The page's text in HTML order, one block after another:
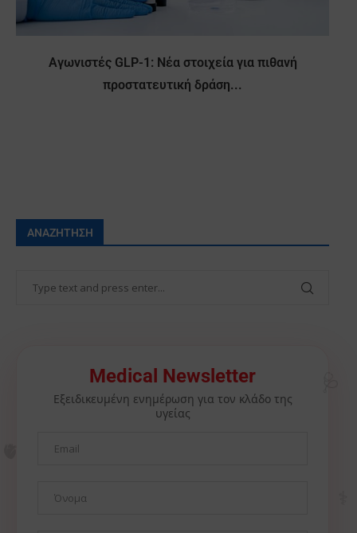
Αγωνιστές GLP-1: Νέα στοιχεία για πιθανή
προστατευτική δράση...
ΑΝΑΖΉΤΗΣΗ
Medical Newsletter
Εξειδικευμένη ενημέρωση για τον κλάδο της
υγείας